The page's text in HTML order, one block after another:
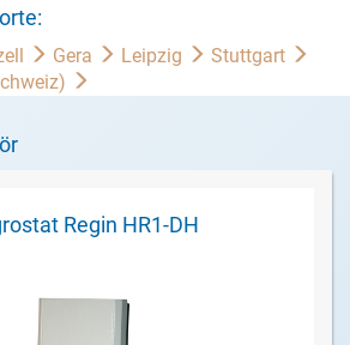
Gera Leipzig
Stuttgart
Regin HR1-DH